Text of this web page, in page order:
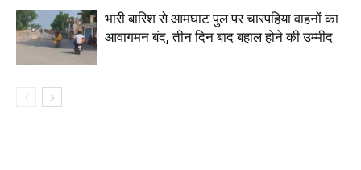
भारी बारिश से आमघाट पुल पर चारपहिया वाहनों का
आवागमन बंद, तीन दिन बाद बहाल होने की उम्मीद